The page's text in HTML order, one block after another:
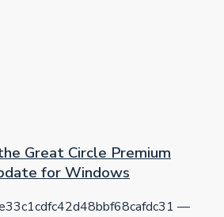
Great Circle Premium
for Windows
—